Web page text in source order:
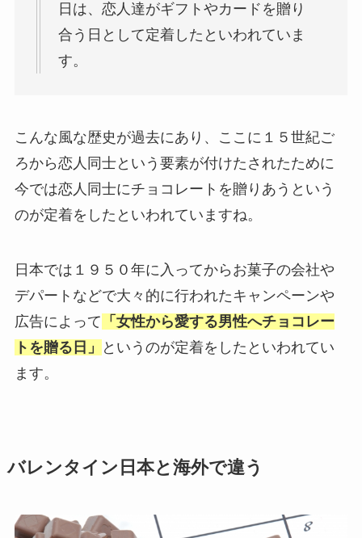
日は、恋人達がギフトやカードを贈り
合う日として定着したといわれていま
す。
こんな風な歴史が過去にあり、ここに１５世紀ご
ろから恋人同士という要素が付けたされたために
今では恋人同士にチョコレートを贈りあうという
のが定着をしたといわれていますね。
日本では１９５０年に入ってからお菓子の会社や
デパートなどで大々的に行われたキャンペーンや
広告によって 「女性から愛する男性へチョコレー
トを贈る日」
というのが定着をしたといわれてい
ます。
バレンタイン日本と海外で違う